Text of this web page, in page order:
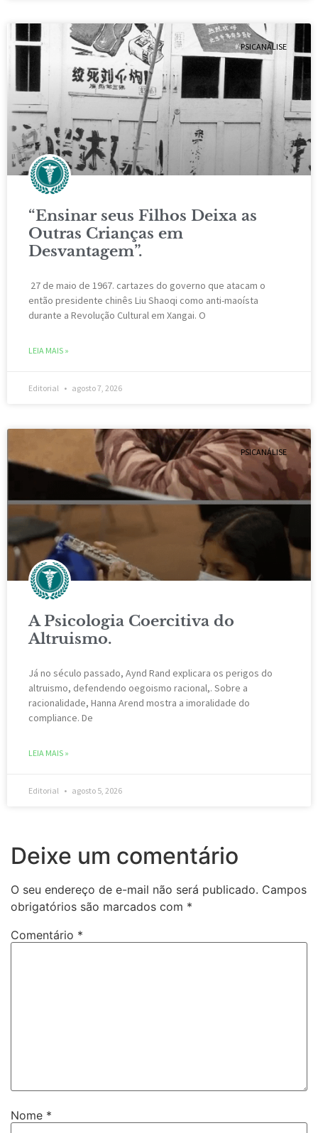
PSICANÁLISE
“Ensinar seus Filhos Deixa as
Outras Crianças em
Desvantagem”.
27 de maio de 1967. cartazes do governo que atacam o
então presidente chinês Liu Shaoqi como anti-maoísta
durante a Revolução Cultural em Xangai. O
LEIA MAIS »
Editorial agosto 7, 2026
PSICANÁLISE
A Psicologia Coercitiva do
Altruismo.
Já no século passado, Aynd Rand explicara os perigos do
altruismo, defendendo oegoismo racional,. Sobre a
racionalidade, Hanna Arend mostra a imoralidade do
compliance. De
LEIA MAIS »
Editorial agosto 5, 2026
Deixe um comentário
O seu endereço de e-mail não será publicado. Campos
obrigatórios são marcados com *
Comentário *
Nome *